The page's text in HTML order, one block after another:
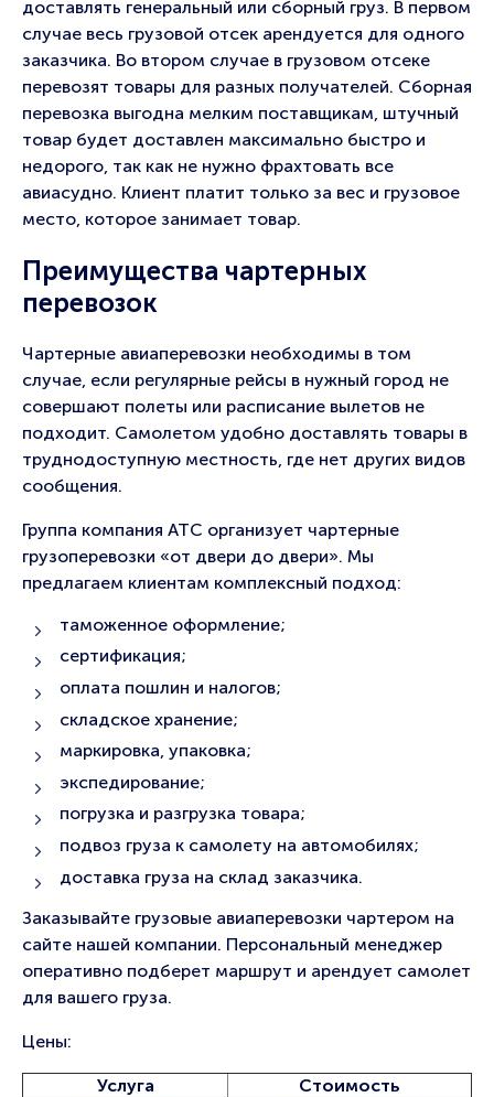
доставлять генеральный или сборный груз. В первом
случае весь грузовой отсек арендуется для одного
заказчика. Во втором случае в грузовом отсеке
перевозят товары для разных получателей. Сборная
перевозка выгодна мелким поставщикам, штучный
товар будет доставлен максимально быстро и
недорого, так как не нужно фрахтовать все
авиасудно. Клиент платит только за вес и грузовое
место, которое занимает товар.
Преимущества чартерных
перевозок
Чартерные авиаперевозки необходимы в том
случае, если регулярные рейсы в нужный город не
совершают полеты или расписание вылетов не
подходит. Самолетом удобно доставлять товары в
труднодоступную местность, где нет других видов
сообщения.
Группа компания АТС организует чартерные
грузоперевозки «от двери до двери». Мы
предлагаем клиентам комплексный подход:
таможенное оформление;
сертификация;
оплата пошлин и налогов;
складское хранение;
маркировка, упаковка;
экспедирование;
погрузка и разгрузка товара;
подвоз груза к самолету на автомобилях;
доставка груза на склад заказчика.
Заказывайте грузовые авиаперевозки чартером на
сайте нашей компании. Персональный менеджер
оперативно подберет маршрут и арендует самолет
для вашего груза.
Цены:
Услуга
Стоимость